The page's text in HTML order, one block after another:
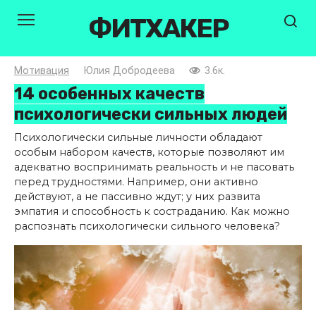
ФИТХАКЕР
Мотивация Юлия Добродеева 3.6к.
14 особенных качеств
психологически сильных людей
Психологически сильные личности обладают
особым набором качеств, которые позволяют им
адекватно воспринимать реальность и не пасовать
перед трудностями. Например, они активно
действуют, а не пассивно ждут; у них развита
эмпатия и способность к состраданию. Как можно
распознать психологически сильного человека?